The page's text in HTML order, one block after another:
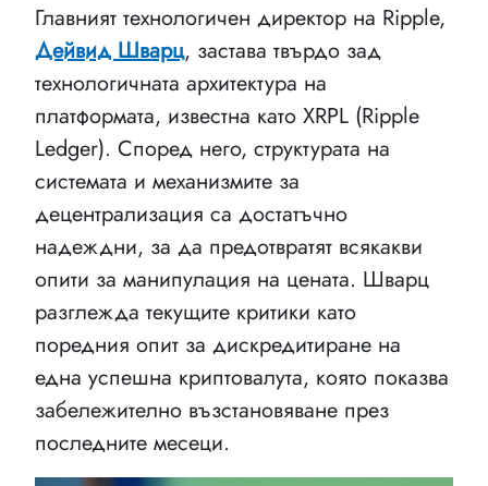
Главният технологичен директор на Ripple,
Дейвид Шварц, застава твърдо зад
технологичната архитектура на
платформата, известна като XRPL (Ripple
Ledger). Според него, структурата на
системата и механизмите за
децентрализация са достатъчно
надеждни, за да предотвратят всякакви
опити за манипулация на цената. Шварц
разглежда текущите критики като
поредния опит за дискредитиране на
една успешна криптовалута, която показва
забележително възстановяване през
последните месеци.